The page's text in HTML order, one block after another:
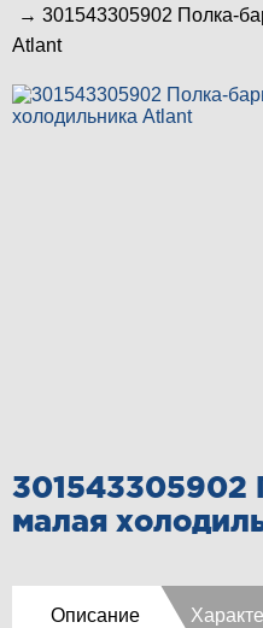
301543305902 Полка-
Atlant
301543305902
малая
Описание